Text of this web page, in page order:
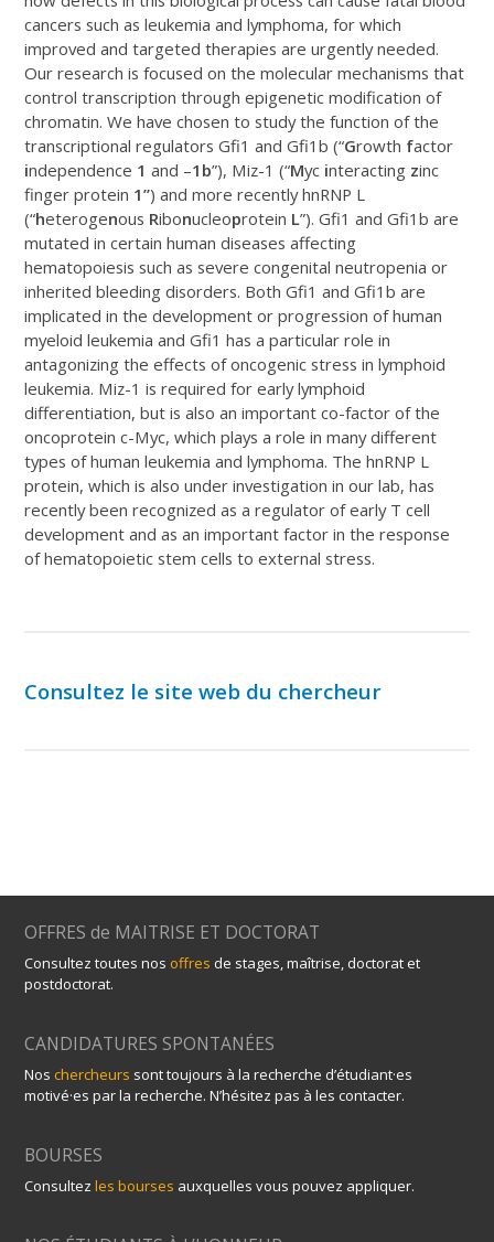
cancers such as leukemia and lymphoma, for which
improved and targeted therapies are urgently needed.
Our research is focused on the molecular mechanisms that
control transcription through epigenetic modification of
chromatin. We have chosen to study the function of the
transcriptional regulators Gfi1 and Gfi1b (“Growth factor
independence 1 and –1b”), Miz-1 (“Myc interacting zinc
finger protein 1”) and more recently hnRNP L
(“heterogenous Ribonucleoprotein L”). Gfi1 and Gfi1b are
mutated in certain human diseases affecting
hematopoiesis such as severe congenital neutropenia or
inherited bleeding disorders. Both Gfi1 and Gfi1b are
implicated in the development or progression of human
myeloid leukemia and Gfi1 has a particular role in
antagonizing the effects of oncogenic stress in lymphoid
leukemia. Miz-1 is required for early lymphoid
differentiation, but is also an important co-factor of the
oncoprotein c-Myc, which plays a role in many different
types of human leukemia and lymphoma. The hnRNP L
protein, which is also under investigation in our lab, has
recently been recognized as a regulator of early T cell
development and as an important factor in the response
of hematopoietic stem cells to external stress.
Consultez le site web du chercheur
OFFRES de MAITRISE ET DOCTORAT
Consultez toutes nos offres de stages, maîtrise, doctorat et
postdoctorat.
CANDIDATURES SPONTANÉES
Noschercheurs sont toujours à la recherche d’étudiant·es
motivé·es par la recherche. N’hésitez pas à les contacter.
BOURSES
Consultezles bourses auxquelles vous pouvez appliquer.